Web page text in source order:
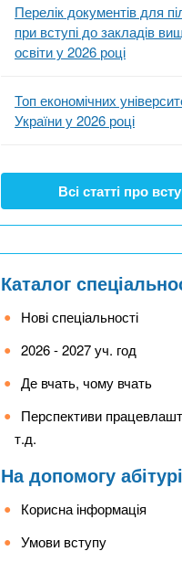
Перелік документів для
при вступі до закладів
освіти у 2026 році
Топ економічних
України у 2026 році
Всі статті про
Каталог
Нові спеціальності
2026 - 2027 уч. год
Де вчать, чому вчать
Перспективи
т.д.
На допомогу
Корисна інформація
Умови вступу